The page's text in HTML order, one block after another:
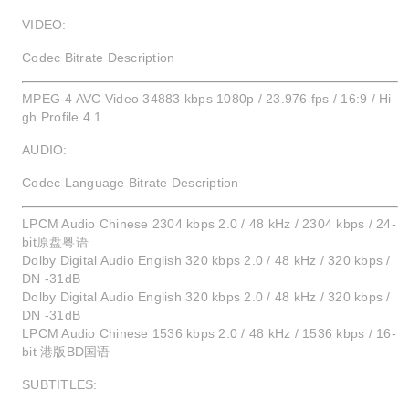
VIDEO:
Codec Bitrate Description
MPEG-4 AVC Video 34883 kbps 1080p / 23.976 fps / 16:9 / Hi
gh Profile 4.1
AUDIO:
Codec Language Bitrate Description
LPCM Audio Chinese 2304 kbps 2.0 / 48 kHz / 2304 kbps / 24-
bit原盘粤语
Dolby Digital Audio English 320 kbps 2.0 / 48 kHz / 320 kbps /
DN -31dB
Dolby Digital Audio English 320 kbps 2.0 / 48 kHz / 320 kbps /
DN -31dB
LPCM Audio Chinese 1536 kbps 2.0 / 48 kHz / 1536 kbps / 16-
bit 港版BD国语
SUBTITLES: